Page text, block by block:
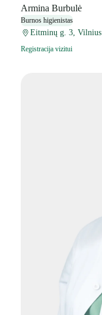
Armina Burbulė
Burnos higienistas
Eitminų g. 3, Vilnius
Registracija vizitui